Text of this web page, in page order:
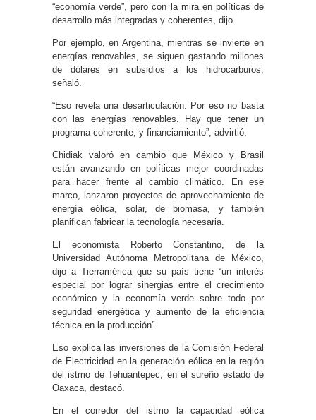
“economía verde”, pero con la mira en políticas de
desarrollo más integradas y coherentes, dijo.
Por ejemplo, en Argentina, mientras se invierte en
energías renovables, se siguen gastando millones
de dólares en subsidios a los hidrocarburos,
señaló.
“Eso revela una desarticulación. Por eso no basta
con las energías renovables. Hay que tener un
programa coherente, y financiamiento”, advirtió.
Chidiak valoró en cambio que México y Brasil
están avanzando en políticas mejor coordinadas
para hacer frente al cambio climático. En ese
marco, lanzaron proyectos de aprovechamiento de
energía eólica, solar, de biomasa, y también
planifican fabricar la tecnología necesaria.
El economista Roberto Constantino, de la
Universidad Autónoma Metropolitana de México,
dijo a Tierramérica que su país tiene “un interés
especial por lograr sinergias entre el crecimiento
económico y la economía verde sobre todo por
seguridad energética y aumento de la eficiencia
técnica en la producción”.
Eso explica las inversiones de la Comisión Federal
de Electricidad en la generación eólica en la región
del istmo de Tehuantepec, en el sureño estado de
Oaxaca, destacó.
En el corredor del istmo la capacidad eólica